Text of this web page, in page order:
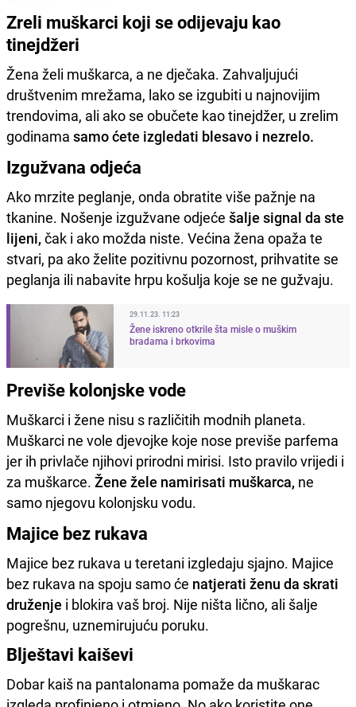
Zreli muškarci koji se odijevaju kao
tinejdžeri
Žena želi muškarca, a ne dječaka. Zahvaljujući
društvenim mrežama, lako se izgubiti u najnovijim
trendovima, ali ako se obučete kao tinejdžer, u zrelim
godinama samo ćete izgledati blesavo i nezrelo.
Izgužvana odjeća
Ako mrzite peglanje, onda obratite više pažnje na
tkanine. Nošenje izgužvane odjeće šalje signal da ste
lijeni, čak i ako možda niste. Većina žena opaža te
stvari, pa ako želite pozitivnu pozornost, prihvatite se
peglanja ili nabavite hrpu košulja koje se ne gužvaju.
29.11.23. 11:23
Žene iskreno otkrile šta misle o muškim
bradama i brkovima
Previše kolonjske vode
Muškarci i žene nisu s različitih modnih planeta.
Muškarci ne vole djevojke koje nose previše parfema
jer ih privlače njihovi prirodni mirisi. Isto pravilo vrijedi i
za muškarce. Žene žele namirisati muškarca, ne
samo njegovu kolonjsku vodu.
Majice bez rukava
Majice bez rukava u teretani izgledaju sjajno. Majice
bez rukava na spoju samo će natjerati ženu da skrati
druženje i blokira vaš broj. Nije ništa lično, ali šalje
pogrešnu, uznemirujuću poruku.
Blještavi kaiševi
Dobar kaiš na pantalonama pomaže da muškarac